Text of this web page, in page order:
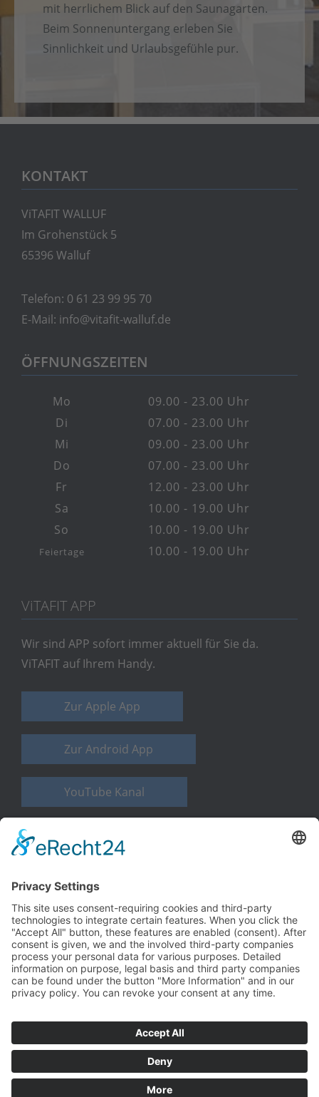
mit herrlichem Blick auf den Saunagarten.
Beim Sonnenuntergang erleben Sie
Sinnlichkeit und Urlaubsgefühle pur.
KONTAKT
ViTAFIT WALLUF
Im Grohenstück 5
65396 Walluf
Telefon: 0 61 23 99 95 70
E-Mail: info@vitafit-walluf.de
ÖFFNUNGSZEITEN
Mo
09.00 - 23.00 Uhr
Di
07.00 - 23.00 Uhr
Mi
09.00 - 23.00 Uhr
Do
07.00 - 23.00 Uhr
Fr
12.00 - 23.00 Uhr
Sa
10.00 - 19.00 Uhr
So
10.00 - 19.00 Uhr
Feiertage 10.00 - 19.00 Uhr
ViTAFIT APP
Wir sind APP sofort immer aktuell für Sie da.
ViTAFIT auf Ihrem Handy.
Zur Apple App
Zur Android App
YouTube Kanal
WELLNESS PUR